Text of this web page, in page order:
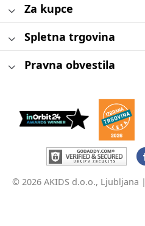
Za kupce
Spletna trgovina
Pravna obvestila
© 2026 AKIDS d.o.o., Ljubljana |